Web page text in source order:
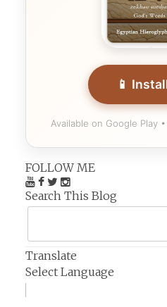
📱
Available on Google Play
FOLLOW ME
Search This Blog
Translate
Select Language